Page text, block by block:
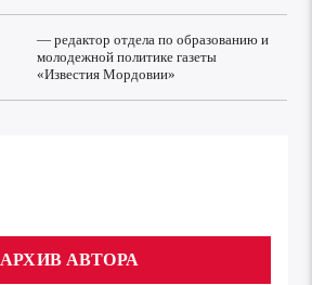
— редактор отдела по образованию и
молодежной политике газеты
«Известия Мордовии»
АРХИВ АВТОРА